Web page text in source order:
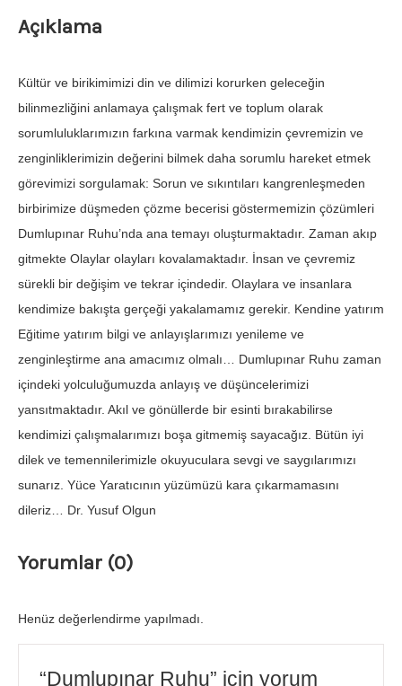
Açıklama
Kültür ve birikimimizi din ve dilimizi korurken geleceğin
bilinmezliğini anlamaya çalışmak fert ve toplum olarak
sorumluluklarımızın farkına varmak kendimizin çevremizin ve
zenginliklerimizin değerini bilmek daha sorumlu hareket etmek
görevimizi sorgulamak: Sorun ve sıkıntıları kangrenleşmeden
birbirimize düşmeden çözme becerisi göstermemizin çözümleri
Dumlupınar Ruhu’nda ana temayı oluşturmaktadır. Zaman akıp
gitmekte Olaylar olayları kovalamaktadır. İnsan ve çevremiz
sürekli bir değişim ve tekrar içindedir. Olaylara ve insanlara
kendimize bakışta gerçeği yakalamamız gerekir. Kendine yatırım
Eğitime yatırım bilgi ve anlayışlarımızı yenileme ve
zenginleştirme ana amacımız olmalı… Dumlupınar Ruhu zaman
içindeki yolculuğumuzda anlayış ve düşüncelerimizi
yansıtmaktadır. Akıl ve gönüllerde bir esinti bırakabilirse
kendimizi çalışmalarımızı boşa gitmemiş sayacağız. Bütün iyi
dilek ve temennilerimizle okuyuculara sevgi ve saygılarımızı
sunarız. Yüce Yaratıcının yüzümüzü kara çıkarmamasını
dileriz… Dr. Yusuf Olgun
Yorumlar (0)
Henüz değerlendirme yapılmadı.
“Dumlupınar Ruhu” için yorum